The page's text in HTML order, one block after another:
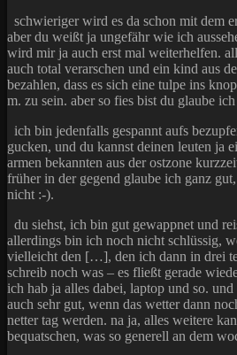
schwieriger wird es da schon mit dem
aber du weißt ja ungefähr wie ich
wird mir ja auch erst mal weiterhelfen.
auch total verarschen und ein kind aus
bezahlen, dass es sich eine tulpe ins
m. zu sein. aber so fies bist du glaube
ich bin jedenfalls gespannt aufs
gucken, und du kannst deinen leuten ja
armen bekannten aus der ostzone
früher in der gegend glaube ich ganz
nicht :-).
du siehst, ich bin gut gewappnet und
allerdings bin ich noch nicht schlüssig,
vielleicht den […], den ich dann in drei
schreib noch was – es fließt gerade
ich hab ja alles dabei, laptop und so.
auch sehr gut, wenn das wetter dann
netter tag werden. na ja, alles weitere
bequatschen, was so generell an dem